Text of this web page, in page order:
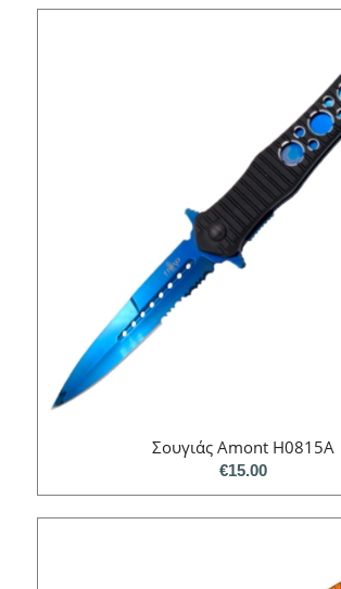
Σουγιάς Amont H0815A
€15.00